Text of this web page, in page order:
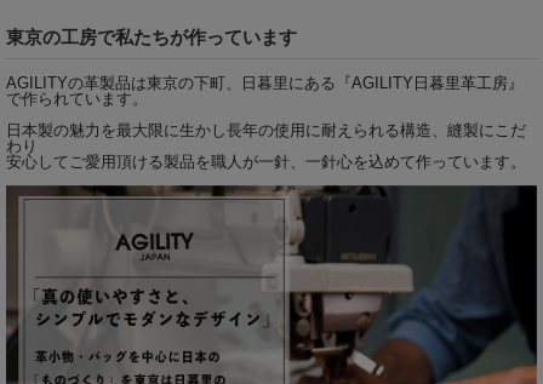
東京の工房で私たちが作っています
AGILITYの革製品は東京の下町、日暮里にある『AGILITY日暮里革工房』
で作られています。
日本製の魅力を最大限に生かし長年の使用に耐えられる構造、縫製にこだ
わり
安心してご愛用頂ける製品を職人が一針、一針心を込めて作っています。